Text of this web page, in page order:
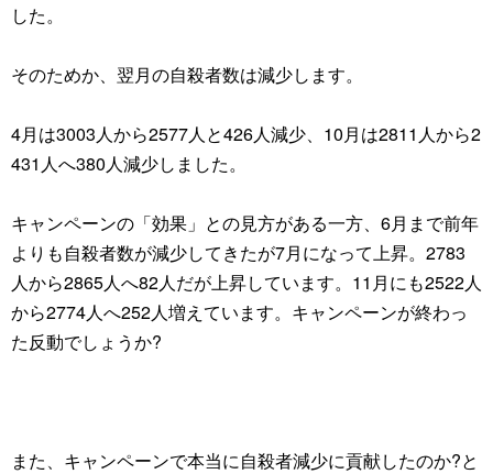
した。
そのためか、翌月の自殺者数は減少します。
4月は3003人から2577人と426人減少、10月は2811人から2
431人へ380人減少しました。
キャンペーンの「効果」との見方がある一方、6月まで前年
よりも自殺者数が減少してきたが7月になって上昇。2783
人から2865人へ82人だが上昇しています。11月にも2522人
から2774人へ252人増えています。キャンペーンが終わっ
た反動でしょうか?
また、キャンペーンで本当に自殺者減少に貢献したのか?と